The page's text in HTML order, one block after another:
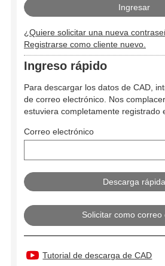
¿Quiere solicitar una nueva
Registrarse como cliente nuevo.
Ingreso rápido
Para descargar los datos de CAD,
de correo electrónico. Nos
estuviera completamente registrado
Correo electrónico
Solicitar como correo
Tutorial de descarga de CAD